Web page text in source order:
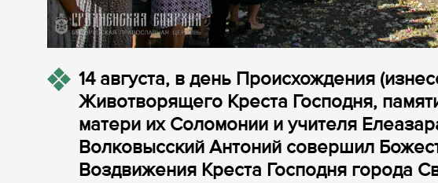
14 августа, в день Происхождения
Животворящего Креста Господня,
матери их Соломонии и учителя
Волковысский Антоний совершил
Воздвижения Креста Господня города